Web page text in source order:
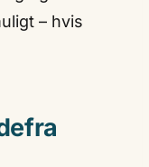
– hvis